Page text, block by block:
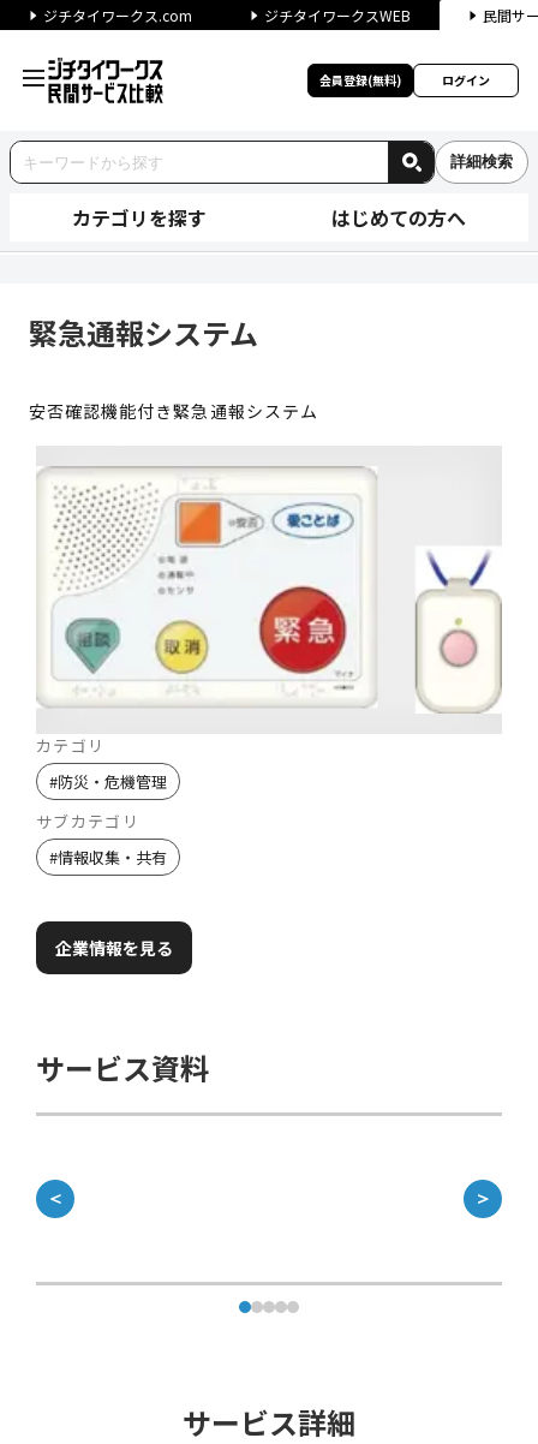
ジチタイワークス.com ジチタイワークスWEB 民間サ
会員登録(無料) ログイン
詳細検索
カテゴリを探す はじめての方へ
緊急通報システム
安否確認機能付き緊急通報システム
カテゴリ
#防災・危機管理
サブカテゴリ
#情報収集・共有
企業情報を見る
サービス資料
＜ ＞
サービス詳細